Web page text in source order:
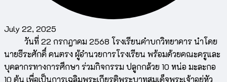
July 22, 2025
วันที่ 22 กรกฎาคม 2568 โรงเรียนคำบกวิทยาคาร นำโดย
นายธีระศักดิ์ คนตรง ผู้อำนวยการโรงเรียน พร้อมด้วยคณะครูและ
บุคลากรทางการศึกษา ร่วมกิจกรรม ปลูกกล้วย 10 หน่อ มะละกอ
10 ต้น เพื่อเป็นการเฉลิมพระเกียรติพระบาทสมเด็จพระเจ้าอยู่หัว